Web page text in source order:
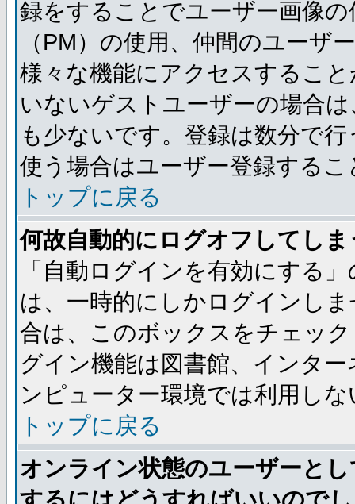
録をすることでユーザー画像
（PM）の使用、仲間のユーザ
様々な機能にアクセスするこ
いないゲストユーザーの場合
も少ないです。登録は数分で
使う場合はユーザー登録する
トップに戻る
何故自動的にログオフしてし
「自動ログインを有効にする
は、一時的にしかログインし
合は、このボックスをチェッ
グイン機能は図書館、インタ
ンピューター環境では利用し
トップに戻る
オンライン状態のユーザーと